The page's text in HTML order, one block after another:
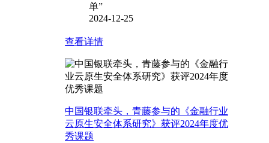
单”
2024-12-25
查看详情
中国银联牵头，青藤参与的《金融行业
云原生安全体系研究》获评2024年度优
秀课题